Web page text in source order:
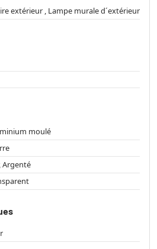
extérieur , Lampe murale d´extérieur
moulé
Argenté